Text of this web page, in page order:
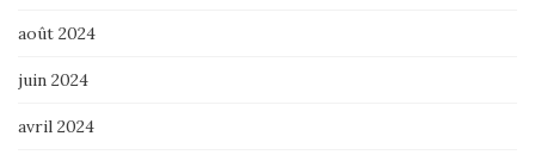
août 2024
juin 2024
avril 2024